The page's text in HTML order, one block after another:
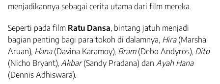
menjadikannya sebagai cerita utama dari film mereka.
Seperti pada film Ratu Dansa, bintang jatuh menjadi
bagian penting bagi para tokoh di dalamnya, Hira(Marsha
Aruan), Hana(Davina Karamoy), Bram(Debo Andyros), Dito
(Nicho Bryant), Akbar(Sandy Pradana) dan Ayah Hana
(Dennis Adhiswara).